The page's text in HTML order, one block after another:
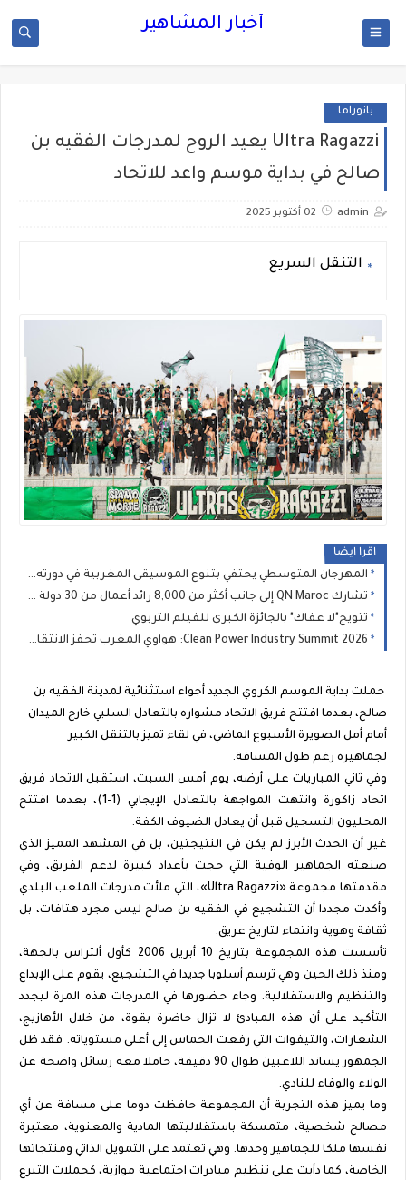
أخبار المشاهير
بانوراما
Ultra Ragazzi يعيد الروح لمدرجات الفقيه بن
صالح في بداية موسم واعد للاتحاد
admin 02 أكتوبر 2025
التنقل السريع
اقرا ايضا
المهرجان المتوسطي يحتفي بتنوع الموسيقى المغربية في دورته الثانية عشرة
تشارك QN Maroc إلى جانب أكثر من 8,000 رائد أعمال من 30 دولة في مؤتمر V-Convention 2026 العالمي بماليزيا
تتويج"لا عفاك" بالجائزة الكبرى للفيلم التربوي
Clean Power Industry Summit 2026: هواوي المغرب تحفز الانتقال الطاقي الصناعي في المغرب
حملت بداية الموسم الكروي الجديد أجواء استثنائية لمدينة الفقيه بن
صالح، بعدما افتتح فريق الاتحاد مشواره بالتعادل السلبي خارج الميدان
أمام أمل الصويرة الأسبوع الماضي، في لقاء تميز بالتنقل الكبير
لجماهيره رغم طول المسافة.
وفي ثاني المباريات على أرضه، يوم أمس السبت، استقبل الاتحاد فريق
اتحاد زاكورة وانتهت المواجهة بالتعادل الإيجابي (1-1)، بعدما افتتح
المحليون التسجيل قبل أن يعادل الضيوف الكفة.
غير أن الحدث الأبرز لم يكن في النتيجتين، بل في المشهد المميز الذي
صنعته الجماهير الوفية التي حجت بأعداد كبيرة لدعم الفريق، وفي
مقدمتها مجموعة «Ultra Ragazzi»، التي ملأت مدرجات الملعب البلدي
وأكدت مجددا أن التشجيع في الفقيه بن صالح ليس مجرد هتافات، بل
ثقافة وهوية وانتماء لتاريخ عريق.
تأسست هذه المجموعة بتاريخ 10 أبريل 2006 كأول ألتراس بالجهة،
ومنذ ذلك الحين وهي ترسم أسلوبا جديدا في التشجيع، يقوم على الإبداع
والتنظيم والاستقلالية. وجاء حضورها في المدرجات هذه المرة ليجدد
التأكيد على أن هذه المبادئ لا تزال حاضرة بقوة، من خلال الأهازيج،
الشعارات، والتيفوات التي رفعت الحماس إلى أعلى مستوياته. فقد ظل
الجمهور يساند اللاعبين طوال 90 دقيقة، حاملا معه رسائل واضحة عن
الولاء والوفاء للنادي.
وما يميز هذه التجربة أن المجموعة حافظت دوما على مسافة عن أي
مصالح شخصية، متمسكة باستقلاليتها المادية والمعنوية، معتبرة
نفسها ملكا للجماهير وحدها. وهي تعتمد على التمويل الذاتي ومنتجاتها
الخاصة، كما دأبت على تنظيم مبادرات اجتماعية موازية، كحملات التبرع